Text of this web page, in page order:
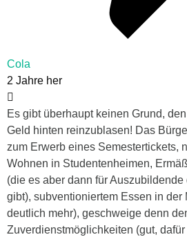
Cola
2 Jahre her
Es gibt überhaupt keinen Grund,
Geld hinten reinzublasen! Das
zum Erwerb eines Semestertickets,
Wohnen in Studentenheimen,
(die es aber dann für
gibt), subventioniertem Essen in der
deutlich mehr), geschweige denn
Zuverdienstmöglichkeiten (gut,